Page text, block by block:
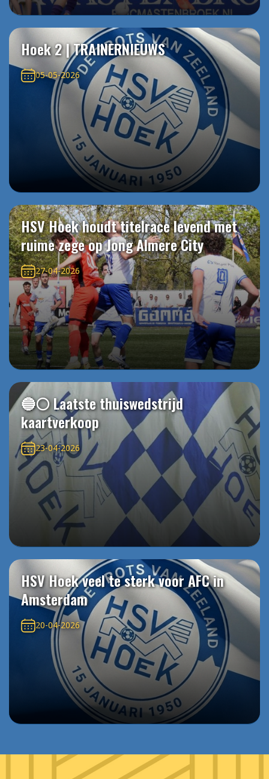
Hoek 2 | TRAINERNIEUWS
05-05-2026
HSV Hoek houdt titelrace levend met
ruime zege op Jong Almere City
27-04-2026
🔵⚪️ Laatste thuiswedstrijd
kaartverkoop
23-04-2026
HSV Hoek veel te sterk voor AFC in
Amsterdam
20-04-2026